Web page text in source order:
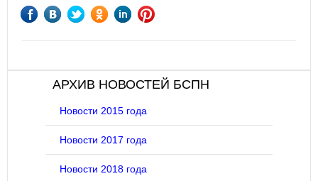
АРХИВ НОВОСТЕЙ БСПН
Новости 2015 года
Новости 2017 года
Новости 2018 года